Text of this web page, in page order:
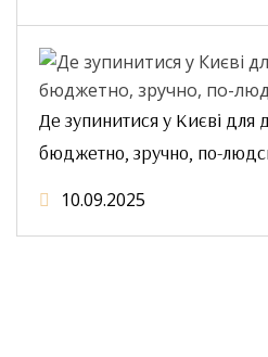
Де зупинитися у Києві для
бюджетно, зручно, по-
10.09.2025